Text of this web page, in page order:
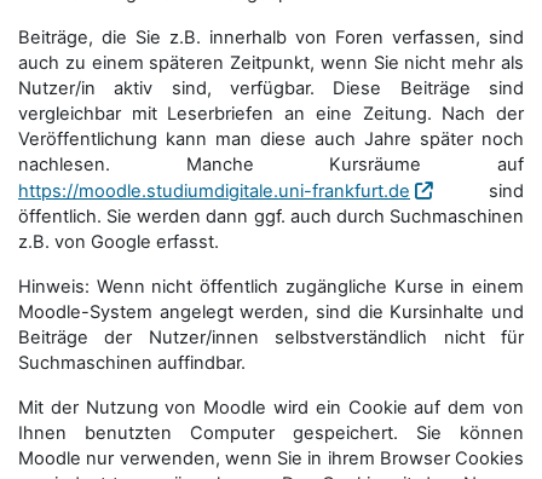
Beiträge, die Sie z.B. innerhalb von Foren verfassen, sind
auch zu einem späteren Zeitpunkt, wenn Sie nicht mehr als
Nutzer/in aktiv sind, verfügbar. Diese Beiträge sind
vergleichbar mit Leserbriefen an eine Zeitung. Nach der
Veröffentlichung kann man diese auch Jahre später noch
nachlesen. Manche Kursräume auf
https://moodle.studiumdigitale.uni-frankfurt.de
sind
öffentlich. Sie werden dann ggf. auch durch Suchmaschinen
z.B. von Google erfasst.
Hinweis: Wenn nicht öffentlich zugängliche Kurse in einem
Moodle-System angelegt werden, sind die Kursinhalte und
Beiträge der Nutzer/innen selbstverständlich nicht für
Suchmaschi­nen auffindbar.
Mit der Nutzung von Moodle wird ein Cookie auf dem von
Ihnen benutzten Computer gespeichert. Sie können
Moodle nur verwenden, wenn Sie in ihrem Browser Cookies